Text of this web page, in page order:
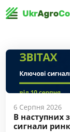
6 Серпня 2026
В наступних
cигнали